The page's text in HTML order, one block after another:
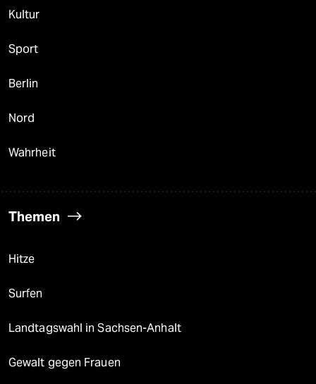
Kultur
Sport
Berlin
Nord
Wahrheit
Themen
Hitze
Surfen
Landtagswahl in Sachsen-Anhalt
Gewalt gegen Frauen